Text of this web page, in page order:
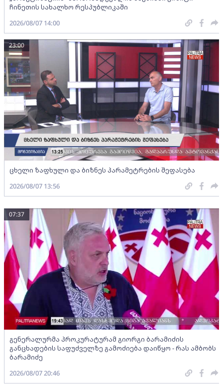
ჩინეთის სახალხო რესპუბლიკაში
2026/08/07 14:00
ცხელი ზაფხული და ბიზნეს პარამეტრების შეფასება
23:00
2026/08/07 13:56
გენერალურმა პროკურატურამ გიორგი ბარამიძის
განცხადების საფუძველზე გამოძიება დაიწყო - რას ამბობს
ბარამიძე
07:37
2026/08/07 20:46